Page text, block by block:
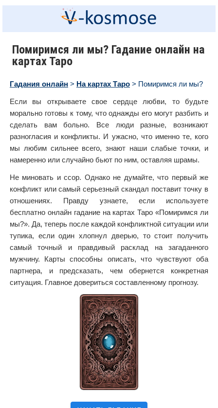
Помиримся ли мы? Гадание онлайн на
картах Таро
Гадания онлайн > На картах Таро > Помиримся ли мы?
Если вы открываете свое сердце любви, то будьте
морально готовы к тому, что однажды его могут разбить и
сделать вам больно. Все люди разные, возникают
разногласия и конфликты. И ужасно, что именно те, кого
мы любим сильнее всего, знают наши слабые точки, и
намеренно или случайно бьют по ним, оставляя шрамы.
Не миновать и ссор. Однако не думайте, что первый же
конфликт или самый серьезный скандал поставит точку в
отношениях. Правду узнаете, если используете
бесплатно онлайн гадание на картах Таро «Помиримся ли
мы?». Да, теперь после каждой конфликтной ситуации или
тупика, если один хлопнул дверью, то стоит получить
самый точный и правдивый расклад на загаданного
мужчину. Карты способны описать, что чувствуют оба
партнера, и предсказать, чем обернется конкретная
ситуация. Главное довериться составленному прогнозу.